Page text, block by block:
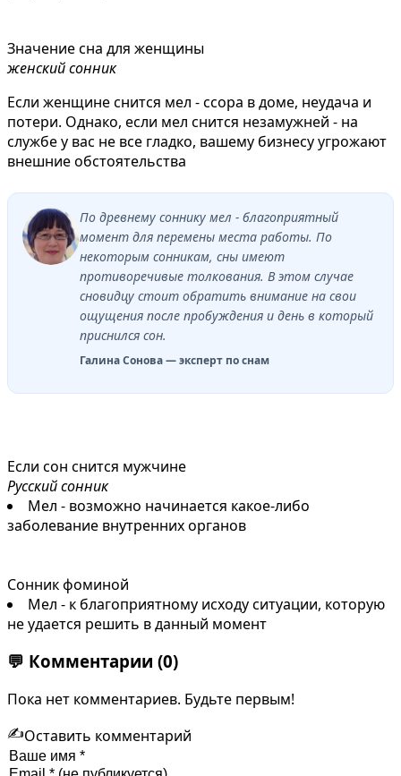
Значение сна для женщины
женский сонник
Если женщине снится мел - ссора в доме, неудача и
потери. Однако, если мел снится незамужней - на
службе у вас не все гладко, вашему бизнесу угрожают
внешние обстоятельства
По древнему соннику мел - благоприятный
момент для перемены места работы. По
некоторым сонникам, сны имеют
противоречивые толкования. В этом случае
сновидцу стоит обратить внимание на свои
ощущения после пробуждения и день в который
приснился сон.
Галина Сонова — эксперт по снам
Если сон снится мужчине
Русский сонник
Мел - возможно начинается какое-либо
заболевание внутренних органов
Сонник фоминой
Мел - к благоприятному исходу ситуации, которую
не удается решить в данный момент
💬 Комментарии (0)
Пока нет комментариев. Будьте первым!
✍️Оставить комментарий